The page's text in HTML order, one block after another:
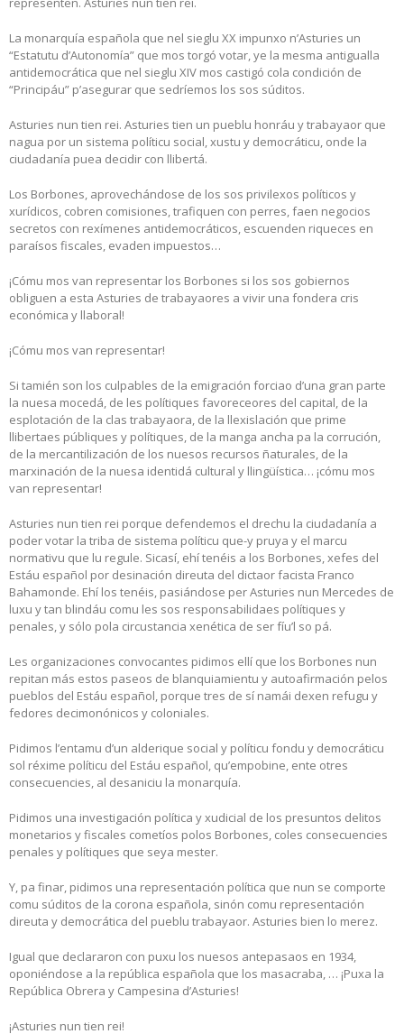
La monarquía española que nel sieglu XX impunxo n’Asturies un
“Estatutu d’Autonomía” que mos torgó votar, ye la mesma antigualla
antidemocrática que nel sieglu XIV mos castigó cola condición de
“Principáu” p’asegurar que sedríemos los sos súditos.
Asturies nun tien rei. Asturies tien un pueblu honráu y trabayaor que
nagua por un sistema políticu social, xustu y democráticu, onde la
ciudadanía puea decidir con llibertá.
Los Borbones, aprovechándose de los sos privilexos políticos y
xurídicos, cobren comisiones, trafiquen con perres, faen negocios
secretos con rexímenes antidemocráticos, escuenden riqueces en
paraísos fiscales, evaden impuestos…
¡Cómu mos van representar los Borbones si los sos gobiernos
obliguen a esta Asturies de trabayaores a vivir una fondera cris
económica y llaboral!
¡Cómu mos van representar!
Si tamién son los culpables de la emigración forciao d’una gran parte
la nuesa mocedá, de les polítiques favoreceores del capital, de la
esplotación de la clas trabayaora, de la llexislación que prime
llibertaes públiques y polítiques, de la manga ancha pa la corrución,
de la mercantilización de los nuesos recursos ñaturales, de la
marxinación de la nuesa identidá cultural y llingüística… ¡cómu mos
van representar!
Asturies nun tien rei porque defendemos el drechu la ciudadanía a
poder votar la triba de sistema políticu que-y pruya y el marcu
normativu que lu regule. Sicasí, ehí tenéis a los Borbones, xefes del
Estáu español por desinación direuta del dictaor facista Franco
Bahamonde. Ehí los tenéis, pasiándose per Asturies nun Mercedes de
luxu y tan blindáu comu les sos responsabilidaes polítiques y
penales, y sólo pola circustancia xenética de ser fíu’l so pá.
Les organizaciones convocantes pidimos ellí que los Borbones nun
repitan más estos paseos de blanquiamientu y autoafirmación pelos
pueblos del Estáu español, porque tres de sí namái dexen refugu y
fedores decimonónicos y coloniales.
Pidimos l’entamu d’un alderique social y políticu fondu y democráticu
sol réxime políticu del Estáu español, qu’empobine, ente otres
consecuencies, al desaniciu la monarquía.
Pidimos una investigación política y xudicial de los presuntos delitos
monetarios y fiscales cometíos polos Borbones, coles consecuencies
penales y polítiques que seya mester.
Y, pa finar, pidimos una representación política que nun se comporte
comu súditos de la corona española, sinón comu representación
direuta y democrática del pueblu trabayaor. Asturies bien lo merez.
Igual que declararon con puxu los nuesos antepasaos en 1934,
oponiéndose a la república española que los masacraba, … ¡Puxa la
República Obrera y Campesina d’Asturies!
¡Asturies nun tien rei!